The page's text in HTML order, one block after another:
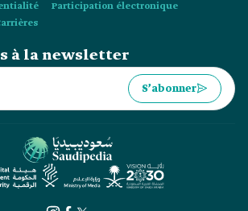
Participation électronique
à la newsletter
S’abonner